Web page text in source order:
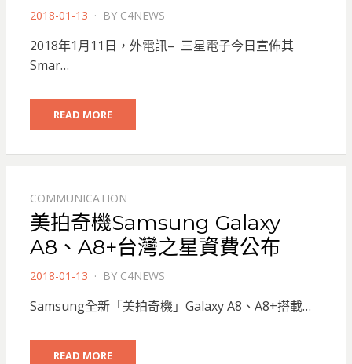
POSTED
2018-01-13 BY C4NEWS
2018年1月11日，外電訊– 三星電子今日宣佈其
Smar…
READ MORE
COMMUNICATION
美拍奇機Samsung Galaxy
A8、A8+台灣之星資費公布
POSTED
2018-01-13 BY C4NEWS
Samsung全新「美拍奇機」Galaxy A8、A8+搭載…
READ MORE